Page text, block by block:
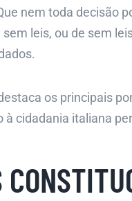
nem toda decisão
leis, ou de sem
os principais
à cidadania italiana